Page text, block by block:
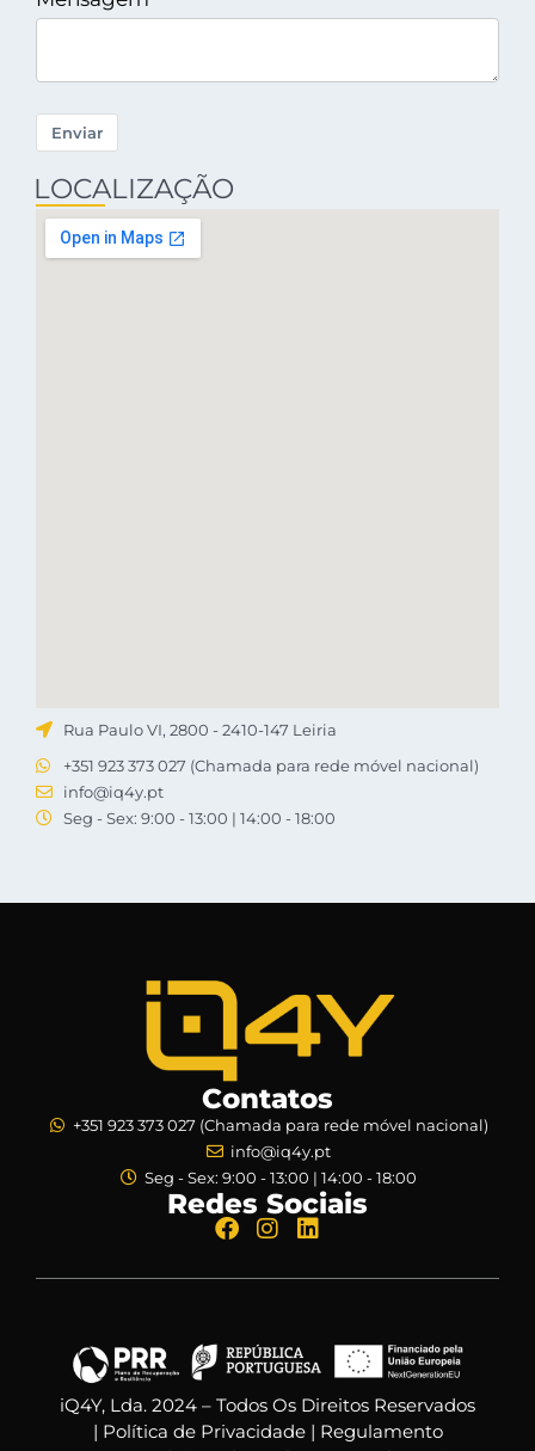
Enviar
LOCALIZAÇÃO
Rua Paulo VI, 2800 - 2410-147 Leiria
+351 923 373 027 (Chamada para rede móvel nacional)
info@iq4y.pt
Seg - Sex: 9:00 - 13:00 | 14:00 - 18:00
Contatos
+351 923 373 027 (Chamada para rede móvel nacional)
info@iq4y.pt
Seg - Sex: 9:00 - 13:00 | 14:00 - 18:00
Redes Sociais
iQ4Y, Lda. 2024 – Todos Os Direitos Reservados
| Política de Privacidade| Regulamento